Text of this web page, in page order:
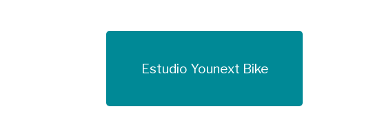
Estudio Younext Bike
Más información